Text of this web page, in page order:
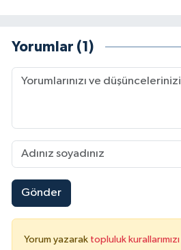
Yorumlar (1)
Gönder
Yorum yazarak topluluk kurallarımızı
Trabzon Müftülüğü
Uşak Müftülüğü
Van Müftülüğü
Yalova Müftülüğü